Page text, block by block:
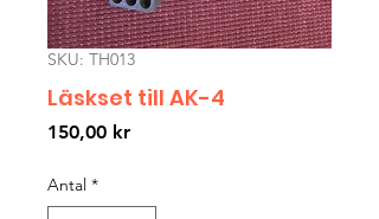
SKU: TH013
Läskset till AK-4
150,00 krPris
Antal *